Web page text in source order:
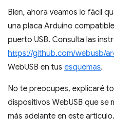
Bien, ahora veamos lo fácil
una placa Arduino
puerto USB. Consulta las
https://github.com/webusb/
WebUSB en tus esquemas.
No te preocupes, explicaré
dispositivos WebUSB que se
más adelante en este artículo.